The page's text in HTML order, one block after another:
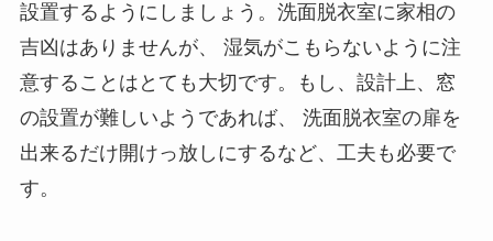
設置するようにしましょう。洗面脱衣室に家相の
吉凶はありませんが、 湿気がこもらないように注
意することはとても大切です。もし、設計上、窓
の設置が難しいようであれば、 洗面脱衣室の扉を
出来るだけ開けっ放しにするなど、工夫も必要で
す。